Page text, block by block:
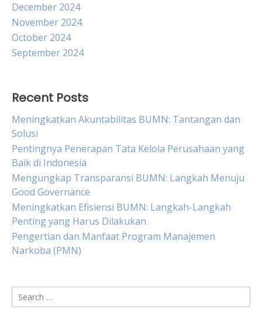
December 2024
November 2024
October 2024
September 2024
Recent Posts
Meningkatkan Akuntabilitas BUMN: Tantangan dan
Solusi
Pentingnya Penerapan Tata Kelola Perusahaan yang
Baik di Indonesia
Mengungkap Transparansi BUMN: Langkah Menuju
Good Governance
Meningkatkan Efisiensi BUMN: Langkah-Langkah
Penting yang Harus Dilakukan
Pengertian dan Manfaat Program Manajemen
Narkoba (PMN)
Search
for: